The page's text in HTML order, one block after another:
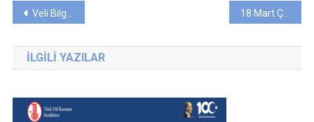
Yazı
gezinmesi
Veli Bilgilendirme Sistemi: Eğitimdeki Güçlü Bağlantı
İLGILI YAZILAR